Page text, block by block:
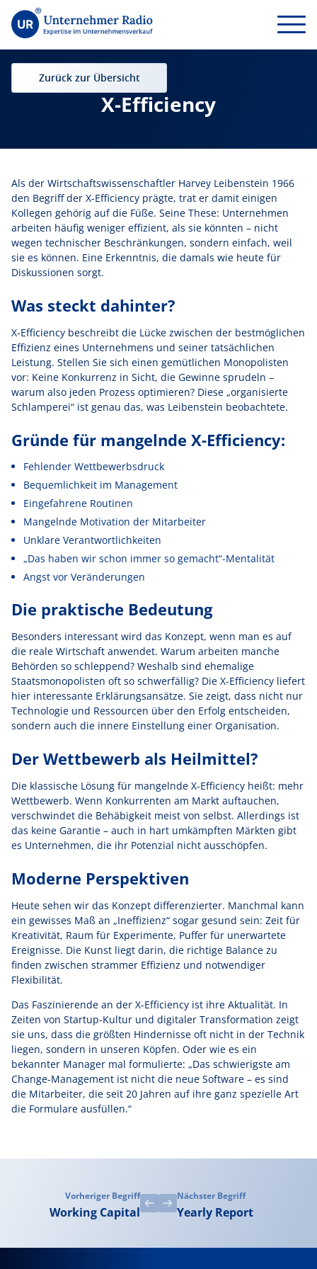
Zurück zur Übersicht
X-Efficiency
Als der Wirtschaftswissenschaftler Harvey Leibenstein 1966
den Begriff der X-Efficiency prägte, trat er damit einigen
Kollegen gehörig auf die Füße. Seine These: Unternehmen
arbeiten häufig weniger effizient, als sie könnten – nicht
wegen technischer Beschränkungen, sondern einfach, weil
sie es können. Eine Erkenntnis, die damals wie heute für
Diskussionen sorgt.
Was steckt dahinter?
X-Efficiency beschreibt die Lücke zwischen der bestmöglichen
Effizienz eines Unternehmens und seiner tatsächlichen
Leistung. Stellen Sie sich einen gemütlichen Monopolisten
vor: Keine Konkurrenz in Sicht, die Gewinne sprudeln –
warum also jeden Prozess optimieren? Diese „organisierte
Schlamperei“ ist genau das, was Leibenstein beobachtete.
Gründe für mangelnde X-Efficiency:
Fehlender Wettbewerbsdruck
Bequemlichkeit im Management
Eingefahrene Routinen
Mangelnde Motivation der Mitarbeiter
Unklare Verantwortlichkeiten
„Das haben wir schon immer so gemacht“-Mentalität
Angst vor Veränderungen
Die praktische Bedeutung
Besonders interessant wird das Konzept, wenn man es auf
die reale Wirtschaft anwendet. Warum arbeiten manche
Behörden so schleppend? Weshalb sind ehemalige
Staatsmonopolisten oft so schwerfällig? Die X-Efficiency liefert
hier interessante Erklärungsansätze. Sie zeigt, dass nicht nur
Technologie und Ressourcen über den Erfolg entscheiden,
sondern auch die innere Einstellung einer Organisation.
Der Wettbewerb als Heilmittel?
Die klassische Lösung für mangelnde X-Efficiency heißt: mehr
Wettbewerb. Wenn Konkurrenten am Markt auftauchen,
verschwindet die Behäbigkeit meist von selbst. Allerdings ist
das keine Garantie – auch in hart umkämpften Märkten gibt
es Unternehmen, die ihr Potenzial nicht ausschöpfen.
Moderne Perspektiven
Heute sehen wir das Konzept differenzierter. Manchmal kann
ein gewisses Maß an „Ineffizienz“ sogar gesund sein: Zeit für
Kreativität, Raum für Experimente, Puffer für unerwartete
Ereignisse. Die Kunst liegt darin, die richtige Balance zu
finden zwischen strammer Effizienz und notwendiger
Flexibilität.
Das Faszinierende an der X-Efficiency ist ihre Aktualität. In
Zeiten von Startup-Kultur und digitaler Transformation zeigt
sie uns, dass die größten Hindernisse oft nicht in der Technik
liegen, sondern in unseren Köpfen. Oder wie es ein
bekannter Manager mal formulierte: „Das schwierigste am
Change-Management ist nicht die neue Software – es sind
die Mitarbeiter, die seit 20 Jahren auf ihre ganz spezielle Art
die Formulare ausfüllen.“
Vorheriger Begriff
Working Capital
Nächster Begriff
Yearly Report